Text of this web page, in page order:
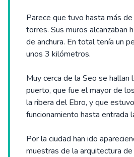
Parece que tuvo hasta más
torres. Sus muros alcanzaban
de anchura. En total tenía un
unos 3 kilómetros.
Muy cerca de la Seo se
puerto, que fue el mayor de
la ribera del Ebro, y que
funcionamiento hasta entrada
Por la ciudad han ido
muestras de la arquitectura